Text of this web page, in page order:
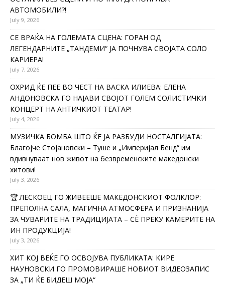
АВТОМОБИЛИ?!
July 9, 2026
СЕ ВРАЌА НА ГОЛЕМАТА СЦЕНА: ГОРАН ОД
ЛЕГЕНДАРНИТЕ „ТАНДЕМИ“ ЈА ПОЧНУВА СВОЈАТА СОЛО
КАРИЕРА!
July 7, 2026
ОХРИД ЌЕ ПЕЕ ВО ЧЕСТ НА ВАСКА ИЛИЕВА: ЕЛЕНА
АНДОНОВСКА ГО НАЈАВИ СВОЈОТ ГОЛЕМ СОЛИСТИЧКИ
КОНЦЕРТ НА АНТИЧКИОТ ТЕАТАР!
July 4, 2026
МУЗИЧКА БОМБА ШТО ЌЕ ЈА РАЗБУДИ НОСТАЛГИЈАТА:
Благојче Стојановски – Туше и „Империјал Бенд“ им
вдивнуваат нов живот на безвременските македонски
хитови!
July 3, 2026
🏆 ЛЕСКОЕЦ ГО ЖИВЕЕШЕ МАКЕДОНСКИОТ ФОЛКЛОР:
ПРЕПОЛНА САЛА, МАГИЧНА АТМОСФЕРА И ПРИЗНАНИЈА
ЗА ЧУВАРИТЕ НА ТРАДИЦИЈАТА – СÈ ПРЕКУ КАМЕРИТЕ НА
ИН ПРОДУКЦИЈА!
July 3, 2026
ХИТ КОЈ ВЕЌЕ ГО ОСВОЈУВА ПУБЛИКАТА: КИРЕ
НАУНОВСКИ ГО ПРОМОВИРАШЕ НОВИОТ ВИДЕОЗАПИС
ЗА „ТИ ЌЕ БИДЕШ МОЈА“